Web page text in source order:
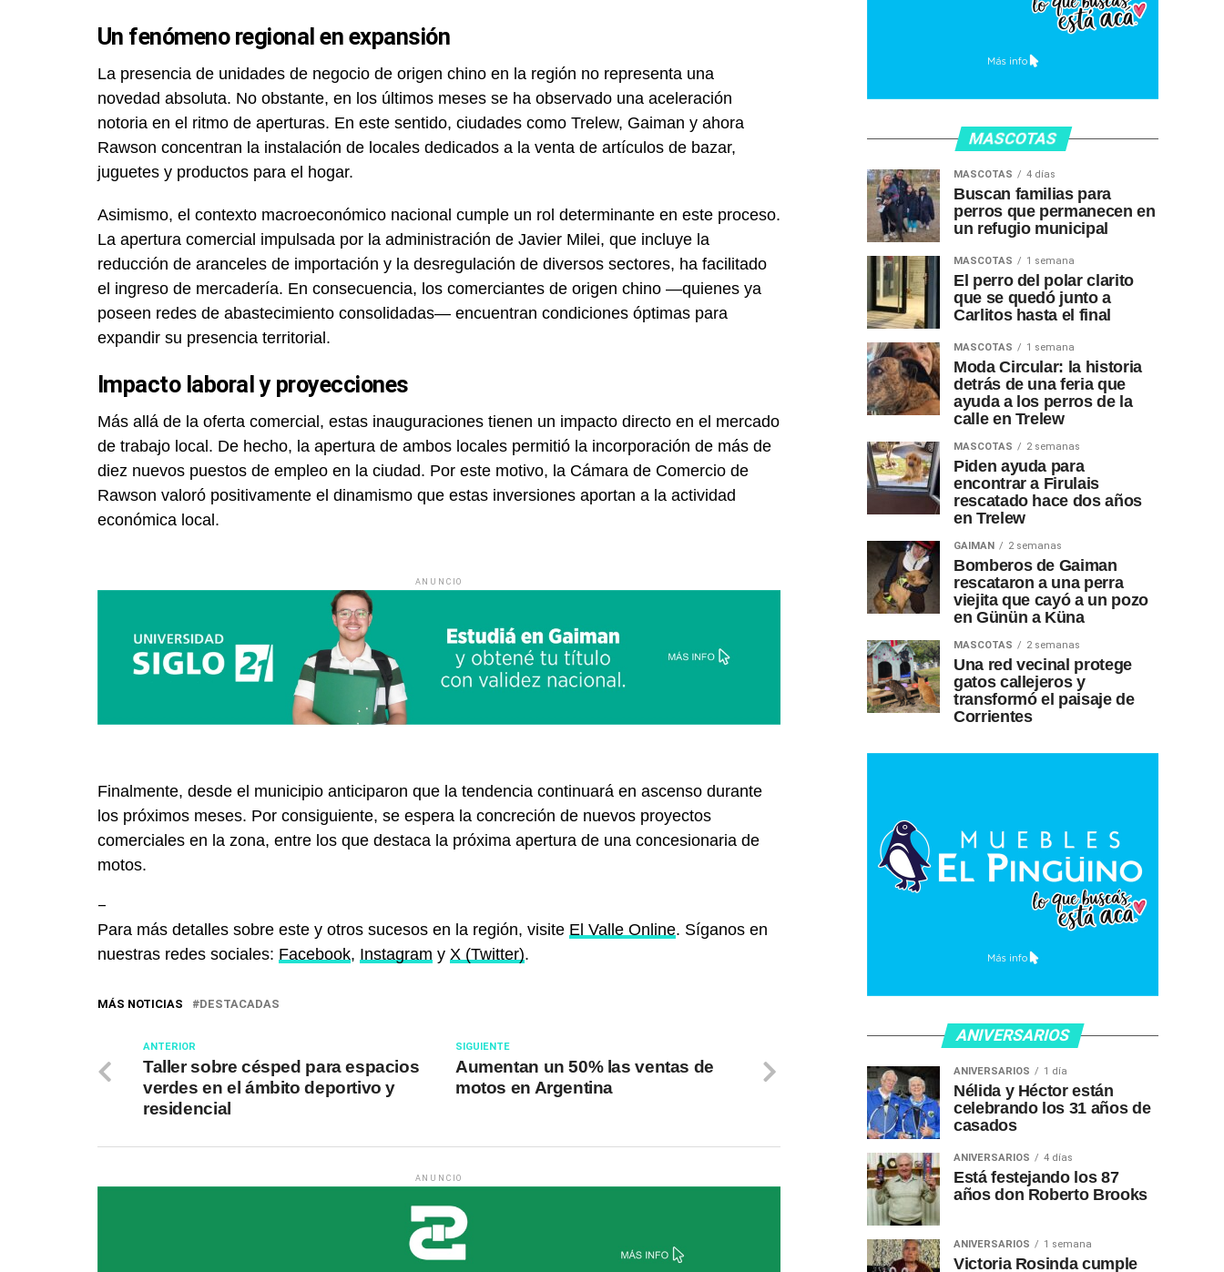
Un fenómeno regional en expansión
La presencia de unidades de negocio de origen chino en la región no representa una
novedad absoluta. No obstante, en los últimos meses se ha observado una aceleración
notoria en el ritmo de aperturas. En este sentido, ciudades como Trelew, Gaiman y ahora
Rawson concentran la instalación de locales dedicados a la venta de artículos de bazar,
juguetes y productos para el hogar.
Asimismo, el contexto macroeconómico nacional cumple un rol determinante en este proceso.
La apertura comercial impulsada por la administración de Javier Milei, que incluye la
reducción de aranceles de importación y la desregulación de diversos sectores, ha facilitado
el ingreso de mercadería. En consecuencia, los comerciantes de origen chino —quienes ya
poseen redes de abastecimiento consolidadas— encuentran condiciones óptimas para
expandir su presencia territorial.
Impacto laboral y proyecciones
Más allá de la oferta comercial, estas inauguraciones tienen un impacto directo en el mercado
de trabajo local. De hecho, la apertura de ambos locales permitió la incorporación de más de
diez nuevos puestos de empleo en la ciudad. Por este motivo, la Cámara de Comercio de
Rawson valoró positivamente el dinamismo que estas inversiones aportan a la actividad
económica local.
ANUNCIO
Finalmente, desde el municipio anticiparon que la tendencia continuará en ascenso durante
los próximos meses. Por consiguiente, se espera la concreción de nuevos proyectos
comerciales en la zona, entre los que destaca la próxima apertura de una concesionaria de
motos.
–
Para más detalles sobre este y otros sucesos en la región, visite El Valle Online. Síganos en
nuestras redes sociales: Facebook, Instagram y X (Twitter).
MÁS NOTICIAS DESTACADAS
SIGUIENTE
Aumentan un 50% las ventas de
motos en Argentina
ANTERIOR
Taller sobre césped para espacios
verdes en el ámbito deportivo y
residencial
ANUNCIO
MASCOTAS
MASCOTAS 4 días
Buscan familias para
perros que permanecen en
un refugio municipal
MASCOTAS 1 semana
El perro del polar clarito
que se quedó junto a
Carlitos hasta el final
MASCOTAS 1 semana
Moda Circular: la historia
detrás de una feria que
ayuda a los perros de la
calle en Trelew
MASCOTAS 2 semanas
Piden ayuda para
encontrar a Firulais
rescatado hace dos años
en Trelew
GAIMAN 2 semanas
Bomberos de Gaiman
rescataron a una perra
viejita que cayó a un pozo
en Günün a Küna
MASCOTAS 2 semanas
Una red vecinal protege
gatos callejeros y
transformó el paisaje de
Corrientes
ANIVERSARIOS
ANIVERSARIOS 1 día
Nélida y Héctor están
celebrando los 31 años de
casados
ANIVERSARIOS 4 días
Está festejando los 87
años don Roberto Brooks
ANIVERSARIOS 1 semana
Victoria Rosinda cumple